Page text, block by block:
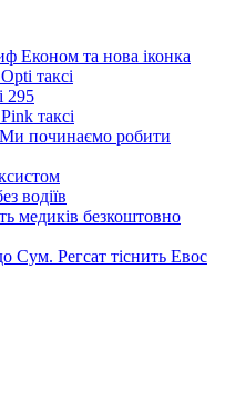
Економ та нова іконка
таксі
295
таксі
починаємо робити
водіїв
медиків безкоштовно
Сум. Регсат тіснить Евос